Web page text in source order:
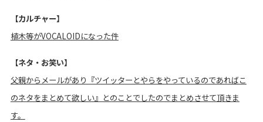
【カルチャー】
植木等がVOCALOIDになった件
【ネタ・お笑い】
父親からメールがあり『ツイッターとやらをやっているのであればこ
のネタをまとめて欲しい』とのことでしたのでまとめさせて頂きま
す。